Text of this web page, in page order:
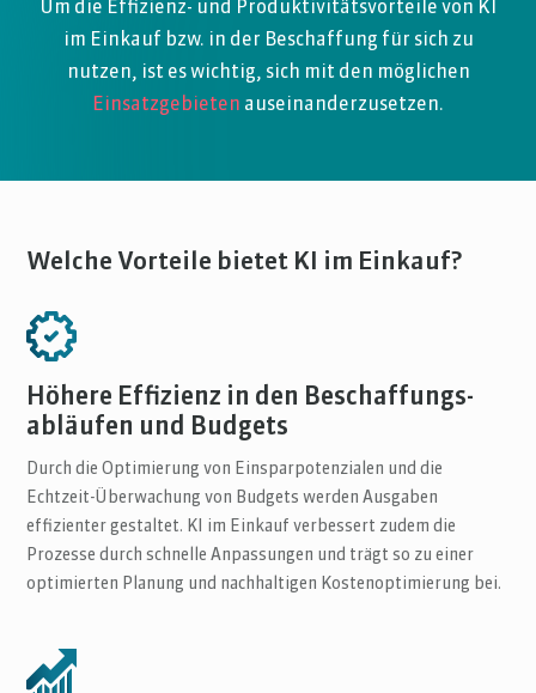
Um die Effizienz- und Produktivitätsvorteile von KI
im Einkauf bzw. in der Beschaffung für sich zu
nutzen, ist es wichtig, sich mit den möglichen
Einsatzgebieten auseinanderzusetzen.
Welche Vorteile bietet KI im Einkauf?
Höhere Effizienz in den Beschaffungs-
abläufen und Budgets
Durch die Optimierung von Einsparpotenzialen und die
Echtzeit-Überwachung von Budgets werden Ausgaben
effizienter gestaltet. KI im Einkauf verbessert zudem die
Prozesse durch schnelle Anpassungen und trägt so zu einer
optimierten Planung und nachhaltigen Kostenoptimierung bei.